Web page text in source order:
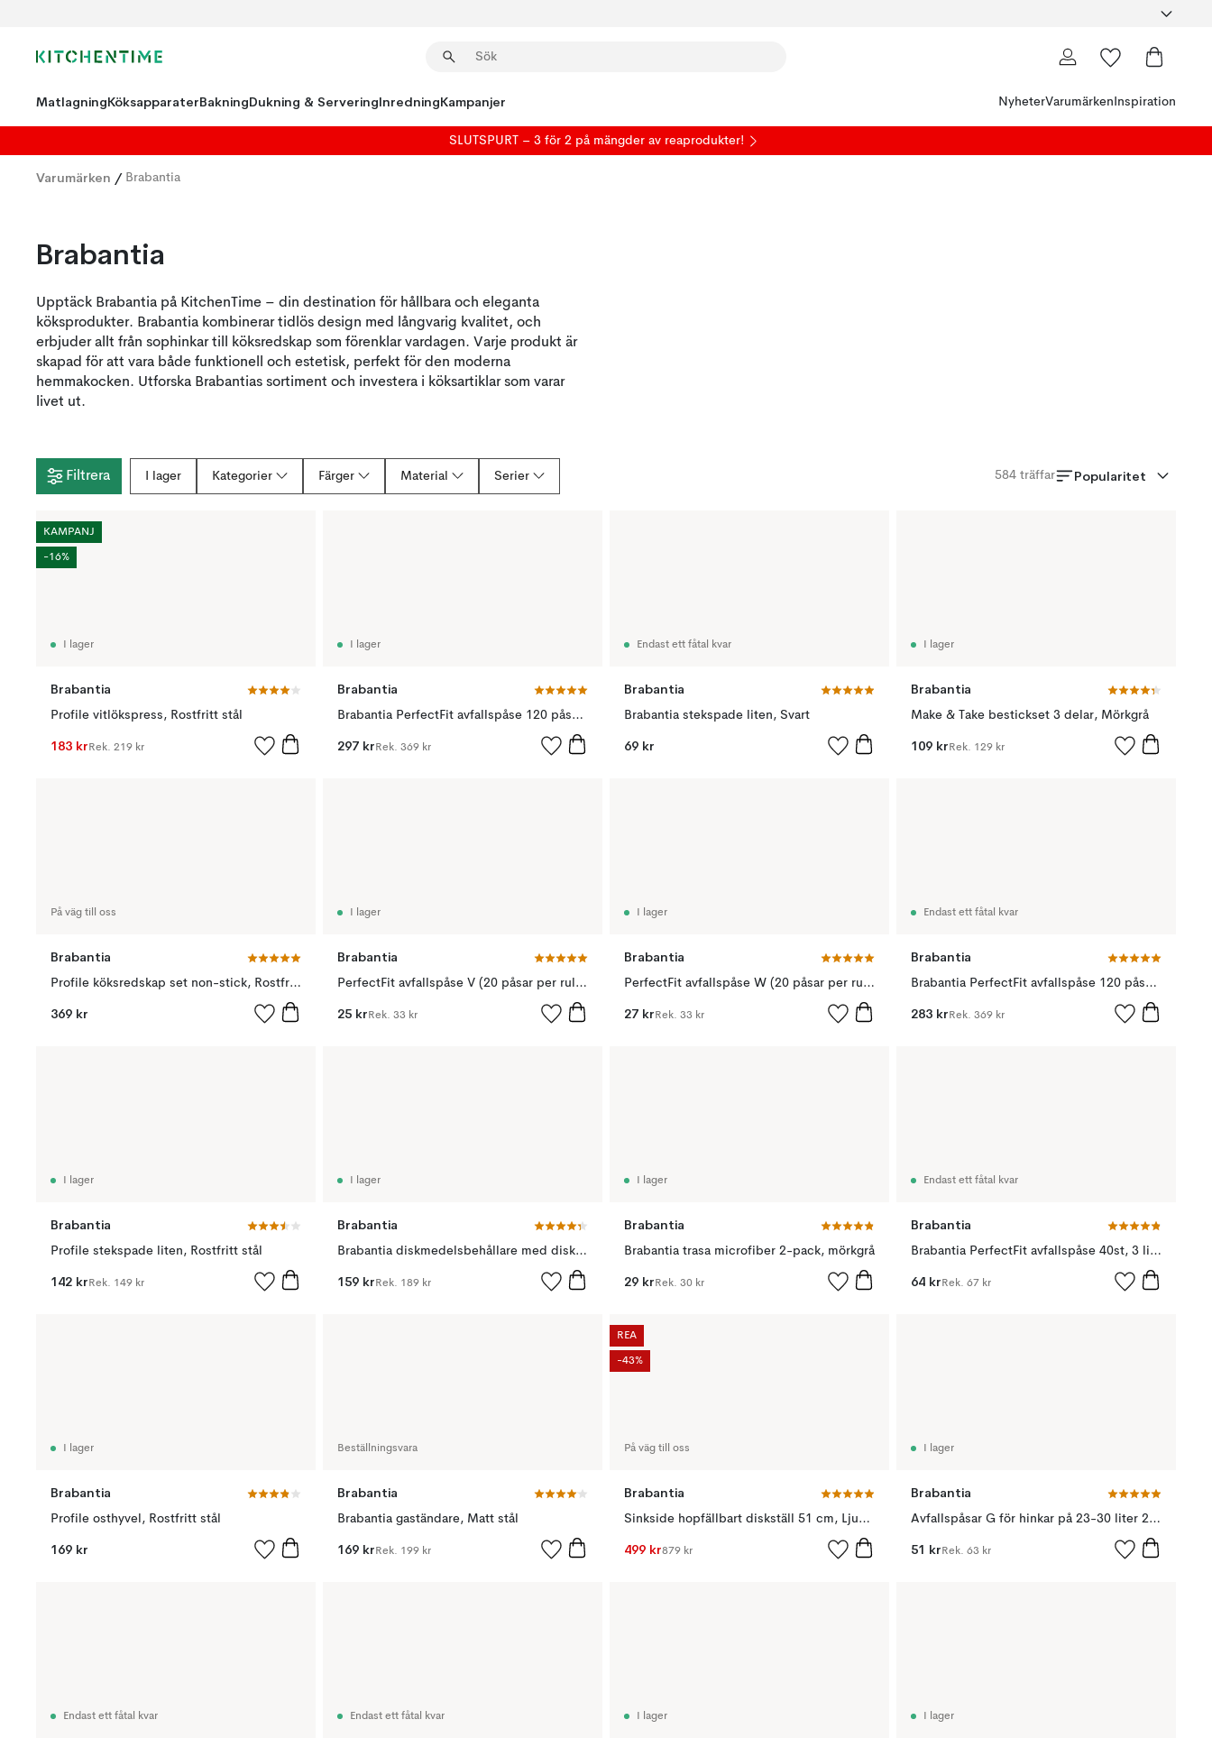
MatlagningKöksapparaterBakningDukning & ServeringInredningKampanjer NyheterVarumärken Inspiration
SLUTSPURT – 3 för 2 på mängder av reaprodukter!
Varumärken / Brabantia
Brabantia
Upptäck Brabantia på KitchenTime – din destination för hållbara och eleganta
köksprodukter. Brabantia kombinerar tidlös design med långvarig kvalitet, och
erbjuder allt från sophinkar till köksredskap som förenklar vardagen. Varje produkt är
skapad för att vara både funktionell och estetisk, perfekt för den moderna
hemmakocken. Utforska Brabantias sortiment och investera i köksartiklar som varar
livet ut.
Filtrera I lager Kategorier Färger Material Serier 584 träffar Popularitet
I lager
Brabantia
Profile vitlökspress, Rostfritt stål
183 kr Rek. 219 kr
KAMPANJ
-16%
I lager
Brabantia
Brabantia PerfectFit avfallspåse 120 påsar, Modell G, 23-30 L
297 kr Rek. 369 kr
Endast ett fåtal kvar
Brabantia
Brabantia stekspade liten, Svart
69 kr
I lager
Brabantia
Make & Take bestickset 3 delar, Mörkgrå
109 kr Rek. 129 kr
På väg till oss
Brabantia
Profile köksredskap set non-stick, Rostfritt stål
369 kr
I lager
Brabantia
PerfectFit avfallspåse V (20 påsar per rulle), 3 l
25 kr Rek. 33 kr
I lager
Brabantia
PerfectFit avfallspåse W (20 påsar per rulle), 5 l
27 kr Rek. 33 kr
Endast ett fåtal kvar
Brabantia
Brabantia PerfectFit avfallspåse 120 påsar, Modell O, 30 L
283 kr Rek. 369 kr
I lager
Brabantia
Profile stekspade liten, Rostfritt stål
142 kr Rek. 149 kr
I lager
Brabantia
Brabantia diskmedelsbehållare med diskborste, Soft beige
159 kr Rek. 189 kr
I lager
Brabantia
Brabantia trasa microfiber 2-pack, mörkgrå
29 kr Rek. 30 kr
Endast ett fåtal kvar
Brabantia
Brabantia PerfectFit avfallspåse 40st, 3 liter
64 kr Rek. 67 kr
I lager
Brabantia
Profile osthyvel, Rostfritt stål
169 kr
Beställningsvara
Brabantia
Brabantia gaständare, Matt stål
169 kr Rek. 199 kr
På väg till oss
Brabantia
Sinkside hopfällbart diskställ 51 cm, Ljusgrå
499 kr879 kr
REA
-43%
I lager
Brabantia
Avfallspåsar G för hinkar på 23-30 liter 20 påsar/rulle, 23-30 l
51 kr Rek. 63 kr
Endast ett fåtal kvar Endast ett fåtal kvar I lager I lager